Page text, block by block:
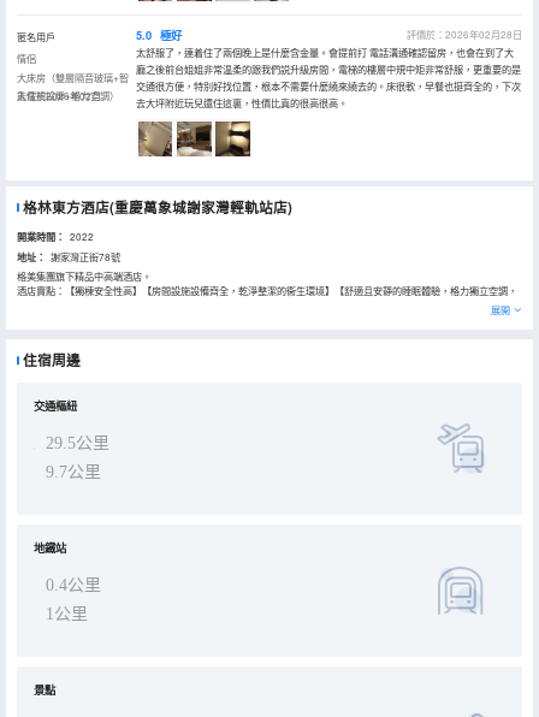
匿名用戶
情侶
大床房（雙層隔音玻璃+智
能電視投屏+格力空調）
入住於2026年02月
5.0 極好
評價於：2026年02月28日
太舒服了，連着住了兩個晚上是什麼含金量。會提前打 電話溝通確認留房，也會在到了大
廳之後前台姐姐非常温柔的跟我們説升級房間，電梯的樓層中規中矩非常舒服，更重要的是
交通很方便，特別好找位置，根本不需要什麼繞來繞去的。床很軟，早餐也挺齊全的，下次
去大坪附近玩兒還住這裏，性價比真的很高很高。
格林東方酒店(重慶萬象城謝家灣輕軌站店)
開業時間： 2022
地址：
謝家灣正街78號
格美集團旗下精品中高端酒店。
酒店賣點：【獨棟安全性高】【房間設施設備齊全，乾淨整潔的衞生環境】【舒適且安靜的睡眠體驗，格力獨立空調，
温度由你自己控制】【步行直達重慶奧體中心】【2號線直達華熙LIVE·魚洞·場館】【步行約4分鐘抵達萬象城商圈和謝
小學、重慶建川博物館等、重慶市奧林匹克體育中心（袁家崗奧體中心）。
等設施。
展開
住宿周邊
交通樞紐
29.5公里
9.7公里
地鐵站
0.4公里
1公里
景點